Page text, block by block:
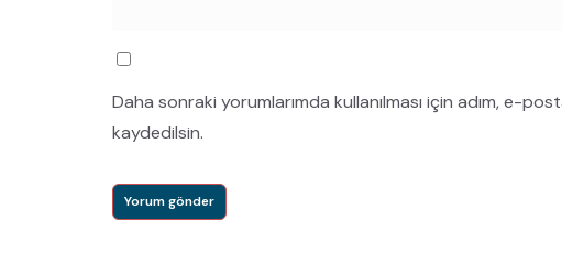
Daha sonraki yorumlarımda kullanılması için adım, e-
kaydedilsin.